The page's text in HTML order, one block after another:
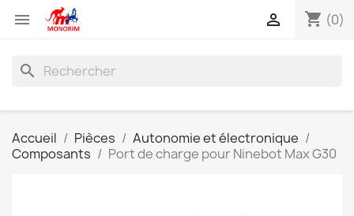
 shopping_cart (0)

search
Accueil Pièces
Autonomie et électronique
Composants
Port de charge pour Ninebot Max G30